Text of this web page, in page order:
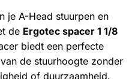
je A-Head stuurpen en
de Ergotec spacer 1 1/8
biedt een perfecte
de stuurhoogte zonder
of duurzaamheid.